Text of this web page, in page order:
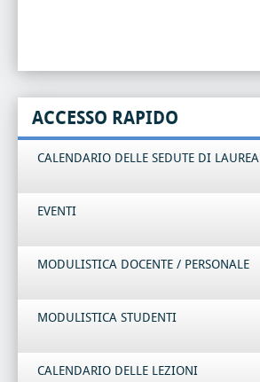
ACCESSO RAPIDO
CALENDARIO DELLE SEDUTE DI LAUREA
EVENTI
MODULISTICA DOCENTE / PERSONALE
MODULISTICA STUDENTI
CALENDARIO DELLE LEZIONI